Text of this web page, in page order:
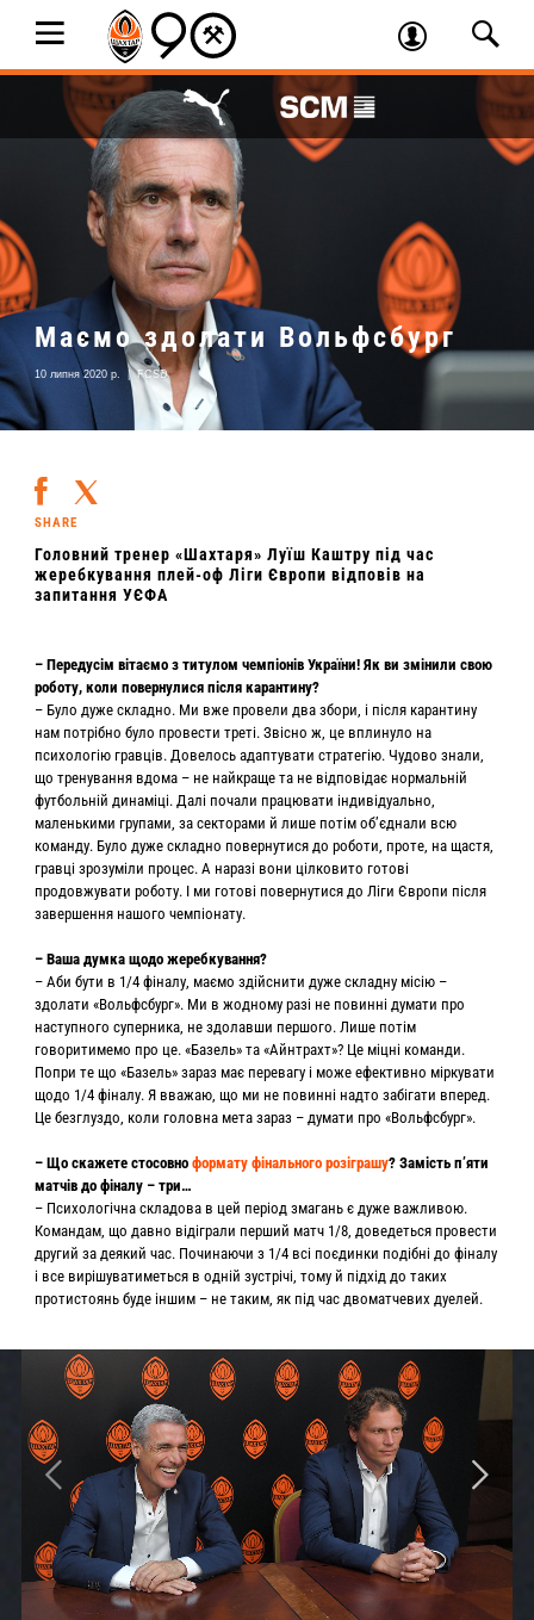
Маємо здолати Вольфсбург
10 липня 2020 р. | FCSD
SHARE
Головний тренер «Шахтаря» Луїш Каштру під час
жеребкування плей-оф Ліги Європи відповів на
запитання УЄФА
– Передусім вітаємо з титулом чемпіонів України! Як ви змінили свою
роботу, коли повернулися після карантину?
– Було дуже складно. Ми вже провели два збори, і після карантину
нам потрібно було провести треті. Звісно ж, це вплинуло на
психологію гравців. Довелось адаптувати стратегію. Чудово знали,
що тренування вдома – не найкраще та не відповідає нормальній
футбольній динаміці. Далі почали працювати індивідуально,
маленькими групами, за секторами й лише потім об’єднали всю
команду. Було дуже складно повернутися до роботи, проте, на щастя,
гравці зрозуміли процес. А наразі вони цілковито готові
продовжувати роботу. І ми готові повернутися до Ліги Європи після
завершення нашого чемпіонату.
– Ваша думка щодо жеребкування?
– Аби бути в 1/4 фіналу, маємо здійснити дуже складну місію –
здолати «Вольфсбург». Ми в жодному разі не повинні думати про
наступного суперника, не здолавши першого. Лише потім
говоритимемо про це. «Базель» та «Айнтрахт»? Це міцні команди.
Попри те що «Базель» зараз має перевагу і може ефективно міркувати
щодо 1/4 фіналу. Я вважаю, що ми не повинні надто забігати вперед.
Це безглуздо, коли головна мета зараз – думати про «Вольфсбург».
– Що скажете стосовноформату фінального розіграшу? Замість п’яти
матчів до фіналу – три…
– Психологічна складова в цей період змагань є дуже важливою.
Командам, що давно відіграли перший матч 1/8, доведеться провести
другий за деякий час. Починаючи з 1/4 всі поєдинки подібні до фіналу
і все вирішуватиметься в одній зустрічі, тому й підхід до таких
протистоянь буде іншим – не таким, як під час двоматчевих дуелей.